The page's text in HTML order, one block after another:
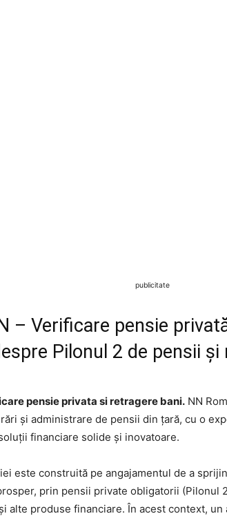
publicitate
– Verificare pensie
Pilonul 2 de pensii
pensie privata si retragere bani. NN
și administrare de pensii din țară, cu o
financiare solide și inovatoare.
este construită pe angajamentul de a
prin pensii private obligatorii (Pilonul
alte produse financiare. În acest context,